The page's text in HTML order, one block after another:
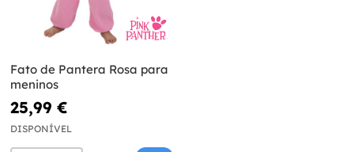
Fato de Pantera Rosa para
meninos
25,99 €
DISPONÍVEL